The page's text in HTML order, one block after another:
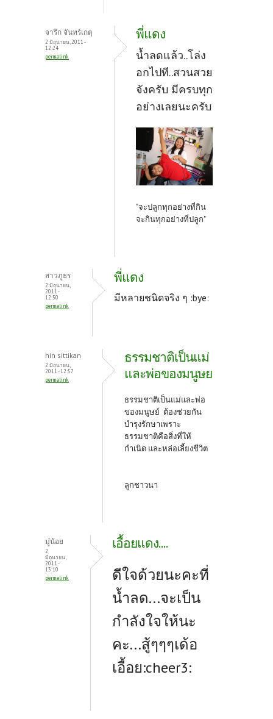
จารึก จันทร์เกตุ
2 มิถุนายน, 2011 -
12:24
permalink
พี่แดง
น้ำลดแล้ว..โล่ง
อกไปที..สวนสวย
จังครับ มีครบทุก
อย่างเลยนะครับ
"จะปลูกทุกอย่างที่กิน
จะกินทุกอย่างที่ปลูก"
สาวภูธร
2 มิถุนายน,
2011 -
12:50
permalink
พี่แดง
มีหลายชนิดจริง ๆ :bye:
hin sittikan
2 มิถุนายน,
2011 - 12:57
permalink
ธรรมชาติเป็นแม่
และพ่อของมนูษย
ธรรมชาติเป็นแม่และพ่อ
ของมนูษย์ ต้องช่วยกัน
บำรุงรักษาเพราะ
ธรรมชาติคือสิ่งที่ให้
กำเนิด และหล่อเลี้ยงชีวิต
ลูกชาวนา
มู๋น้อย
2
มิถุนายน,
2011 -
13:10
permalink
เอื้อยแดง....
ดีใจด้วยนะคะที่
น้ำลด...จะเป็น
กำลังใจให้นะ
คะ...สู้ๆๆๆเด้อ
เอื้อย:cheer3: